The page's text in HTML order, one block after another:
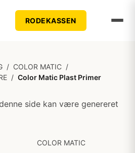
RODEKASSEN
/ COLOR MATIC /
/ Color Matic Plast Primer
side kan være genereret
COLOR MATIC